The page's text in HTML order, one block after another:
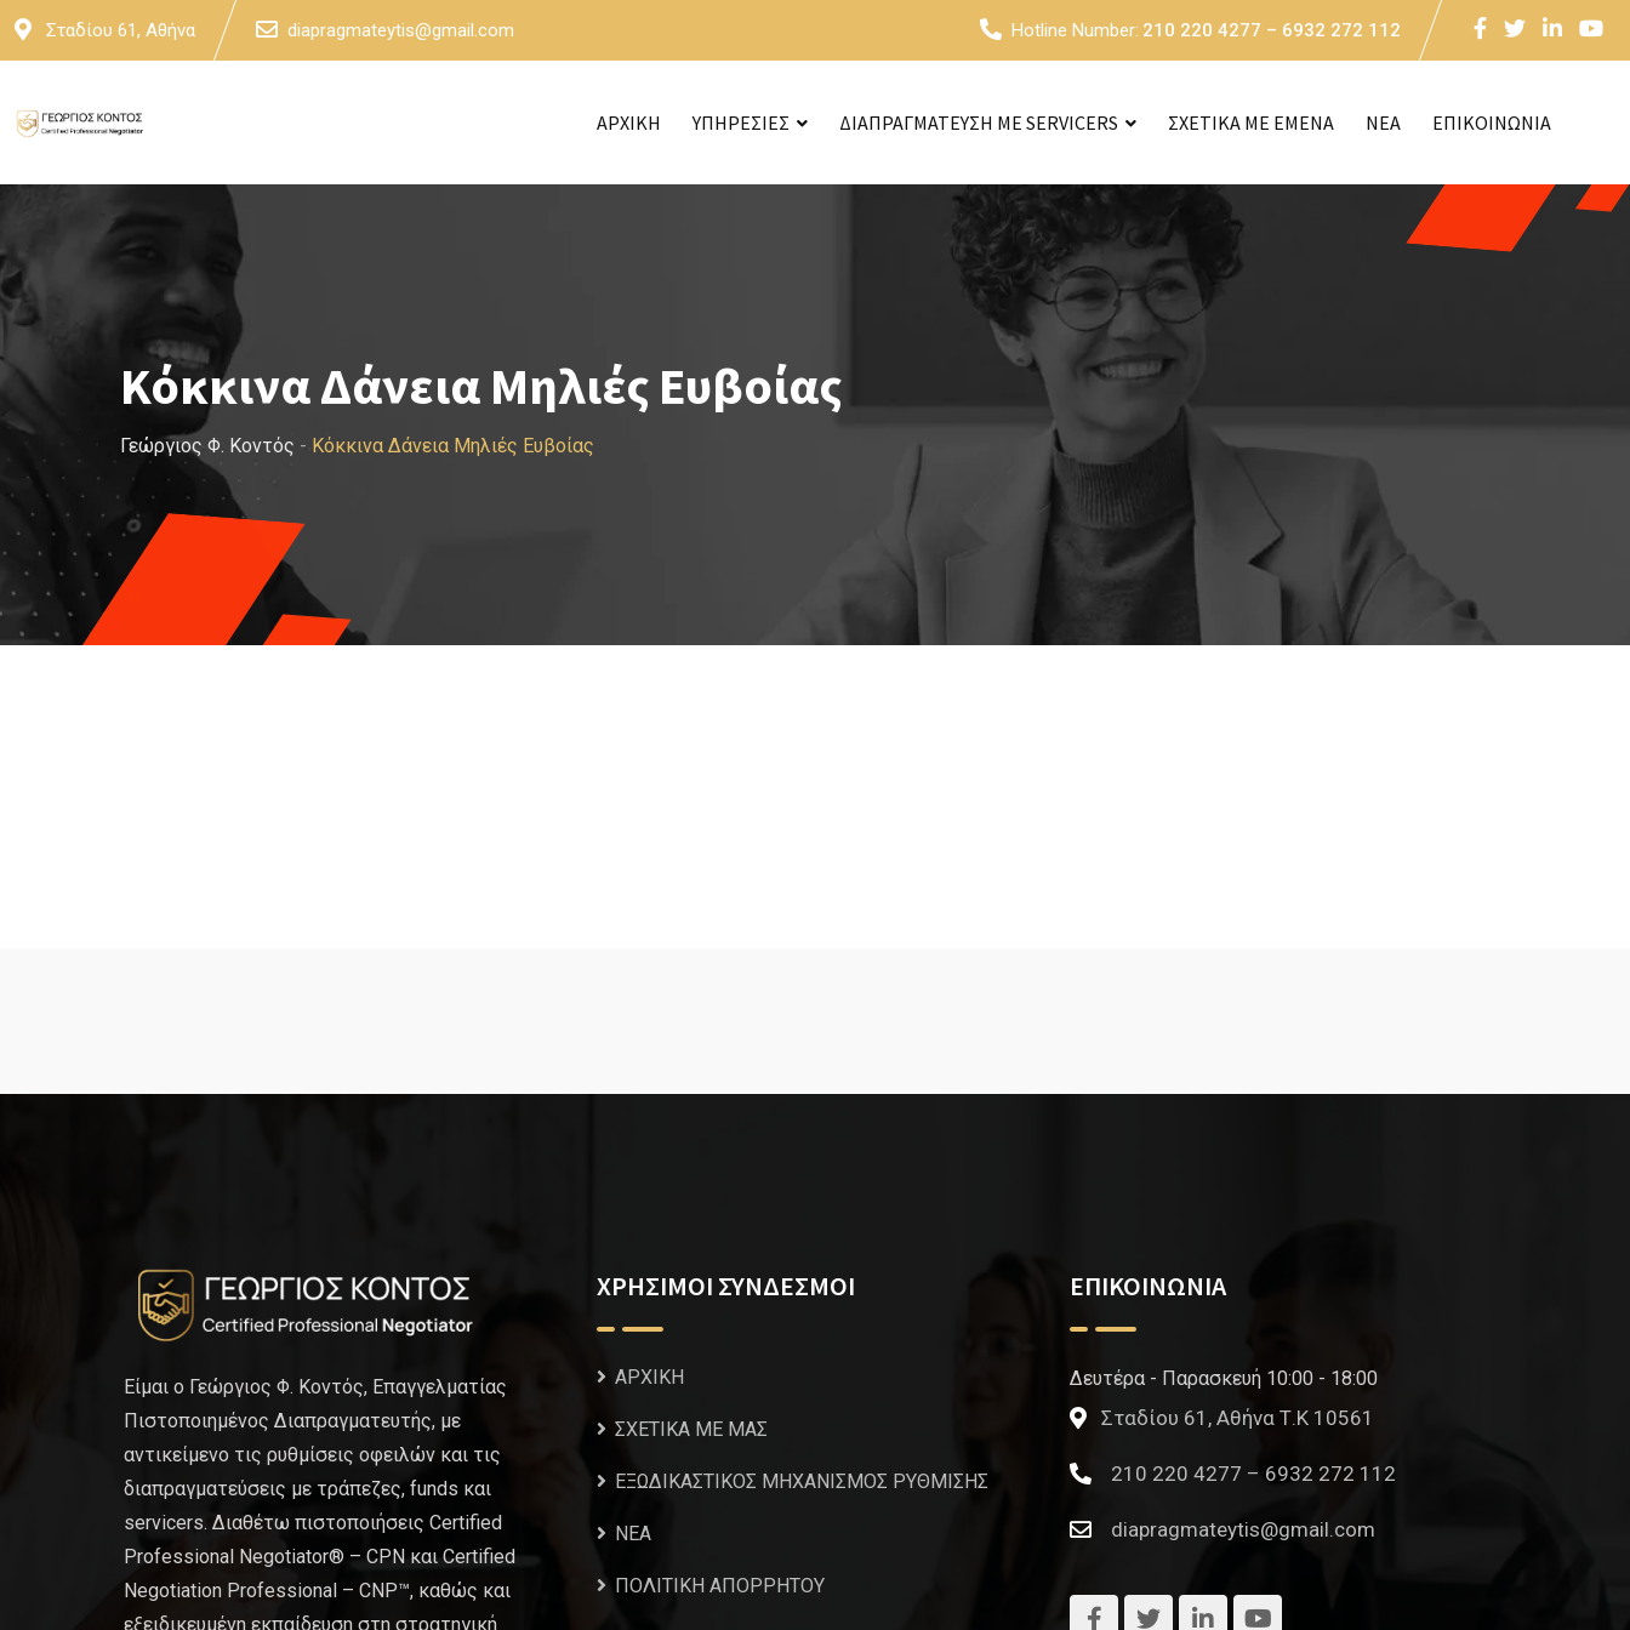
Skip
Σταδίου 61, Αθήνα diapragmateytis@gmail.com Hotline Number: 210 220 4277 – 6932 272 112
ΑΡΧΙΚΗ ΥΠΗΡΕΣΙΕΣ ΔΙΑΠΡΑΓΜΑΤΕΥΣΗ ΜΕ SERVICERS ΣΧΕΤΙΚΑ ΜΕ ΕΜΕΝΑ NEA ΕΠΙΚΟΙΝΩΝΙΑ
Κόκκινα Δάνεια Μηλιές Ευβοίας
Γεώργιος Φ. Κοντός - Κόκκινα Δάνεια Μηλιές Ευβοίας
Είμαι ο Γεώργιος Φ. Κοντός, Επαγγελματίας
Πιστοποιημένος Διαπραγματευτής, με
αντικείμενο τις ρυθμίσεις οφειλών και τις
διαπραγματεύσεις με τράπεζες, funds και
servicers. Διαθέτω πιστοποιήσεις Certified
Professional Negotiator® – CPN και Certified
Negotiation Professional – CNP™, καθώς και
εξειδικευμένη εκπαίδευση στη στρατηγική
ΧΡΗΣΙΜΟΙ ΣΥΝΔΕΣΜΟΙ
ΑΡΧΙΚΗ
ΣΧΕΤΙΚΑ ΜΕ ΜΑΣ
ΕΞΩΔΙΚΑΣΤΙΚΟΣ ΜΗΧΑΝΙΣΜΟΣ ΡΥΘΜΙΣΗΣ
NEA
ΠΟΛΙΤΙΚΗ ΑΠΟΡΡΗΤΟΥ
ΕΠΙΚΟΙΝΩΝΙΑ
Δευτέρα - Παρασκευή 10:00 - 18:00
Σταδίου 61, Αθήνα Τ.Κ 10561
210 220 4277 – 6932 272 112
diapragmateytis@gmail.com